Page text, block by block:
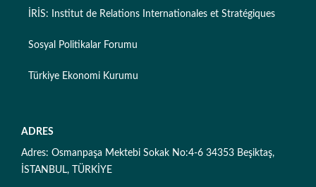
İRİS: Institut de Relations Internationales et Stratégiques
Sosyal Politikalar Forumu
Türkiye Ekonomi Kurumu
ADRES
Adres: Osmanpaşa Mektebi Sokak No:4-6 34353 Beşiktaş,
İSTANBUL, TÜRKİYE